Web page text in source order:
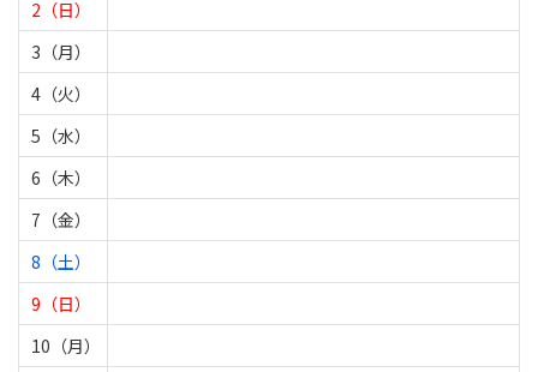
2（日）
3（月）
4（火）
5（水）
6（木）
7（金）
8（土）
9（日）
10（月）